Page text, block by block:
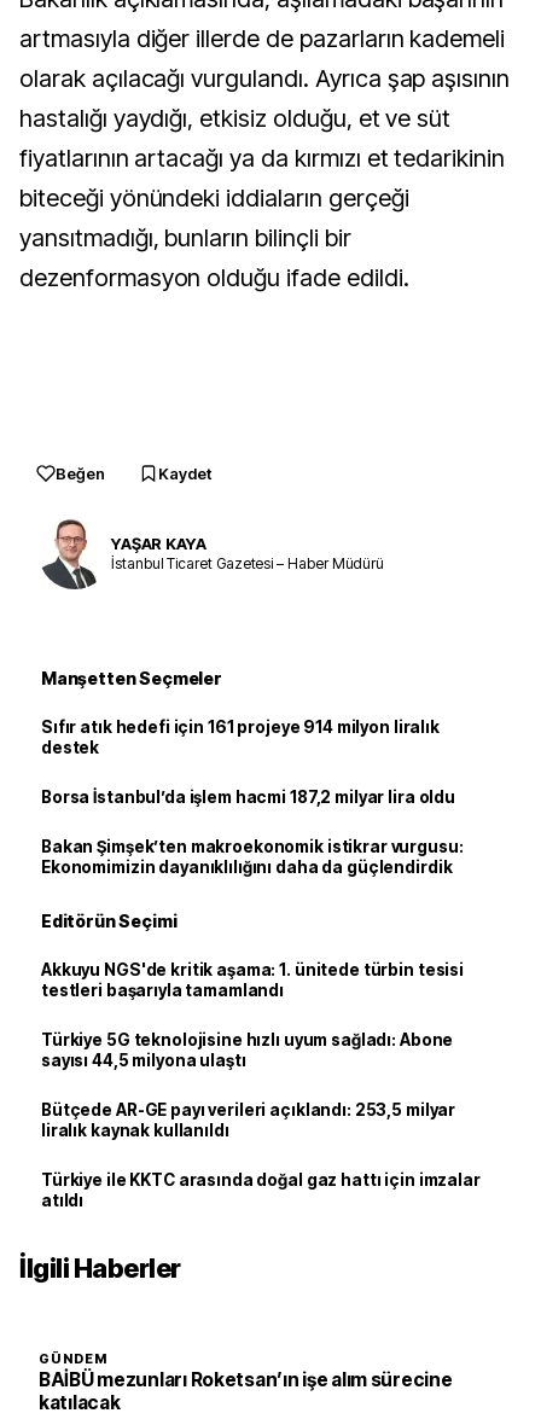
artmasıyla diğer illerde de pazarların kademeli
olarak açılacağı vurgulandı. Ayrıca şap aşısının
hastalığı yaydığı, etkisiz olduğu, et ve süt
fiyatlarının artacağı ya da kırmızı et tedarikinin
biteceği yönündeki iddiaların gerçeği
yansıtmadığı, bunların bilinçli bir
dezenformasyon olduğu ifade edildi.
Beğen Kaydet
YAŞAR KAYA
İstanbul Ticaret Gazetesi – Haber Müdürü
Manşetten Seçmeler
Sıfır atık hedefi için 161 projeye 914 milyon liralık
destek
Borsa İstanbul’da işlem hacmi 187,2 milyar lira oldu
Bakan Şimşek’ten makroekonomik istikrar vurgusu:
Ekonomimizin dayanıklılığını daha da güçlendirdik
Editörün Seçimi
Akkuyu NGS'de kritik aşama: 1. ünitede türbin tesisi
testleri başarıyla tamamlandı
Türkiye 5G teknolojisine hızlı uyum sağladı: Abone
sayısı 44,5 milyona ulaştı
Bütçede AR-GE payı verileri açıklandı: 253,5 milyar
liralık kaynak kullanıldı
Türkiye ile KKTC arasında doğal gaz hattı için imzalar
atıldı
İlgili Haberler
GÜNDEM
BAİBÜ mezunları Roketsan’ın işe alım sürecine
katılacak